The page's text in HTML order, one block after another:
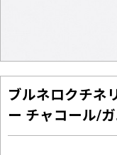
ブルネロクチネ
ー チャコール/